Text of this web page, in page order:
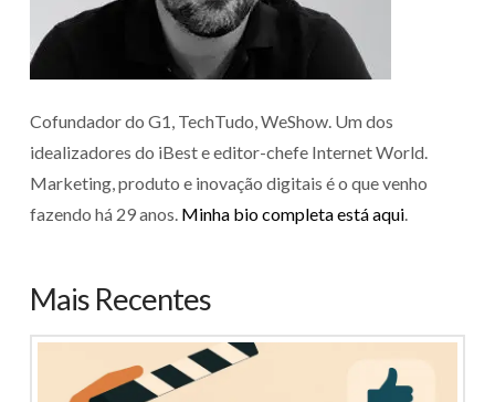
Cofundador do G1, TechTudo, WeShow. Um dos
idealizadores do iBest e editor-chefe Internet World.
Marketing, produto e inovação digitais é o que venho
fazendo há 29 anos. Minha bio completa está aqui.
Mais Recentes